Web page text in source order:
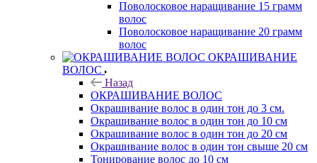
Поволосковое наращивание 15 грамм
волос
Поволосковое наращивание 20 грамм
волос
ОКРАШИВАНИЕ
ВОЛОС
Назад
ОКРАШИВАНИЕ ВОЛОС
Окрашивание волос в один тон до 3 см.
Окрашивание волос в один тон до 10 см
Окрашивание волос в один тон до 20 см
Окрашивание волос в один тон свыше 20 см
Тонирование волос до 10 см